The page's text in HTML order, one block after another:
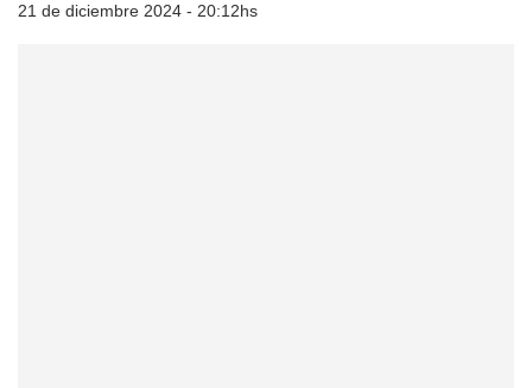
21 de diciembre 2024 - 20:12hs